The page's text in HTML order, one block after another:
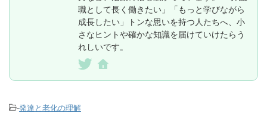
職として長く働きたい」「もっと学びながら
成長したい」トンな思いを持つ人たちへ、小
さなヒントや確かな知識を届けていけたらう
れしいです。
-発達と老化の理解